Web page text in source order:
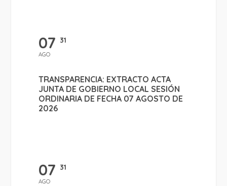
07
AGO
31
TRANSPARENCIA: EXTRACTO ACTA
JUNTA DE GOBIERNO LOCAL SESIÓN
ORDINARIA DE FECHA 07 AGOSTO DE
2026
07
AGO
31